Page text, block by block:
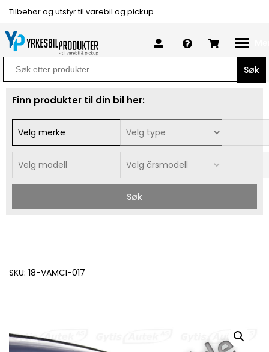
Tilbehør og utstyr til varebil og pickup
Search
for:
Finn produkter til din bil her:
Søk
SKU: 18-VAMCI-017